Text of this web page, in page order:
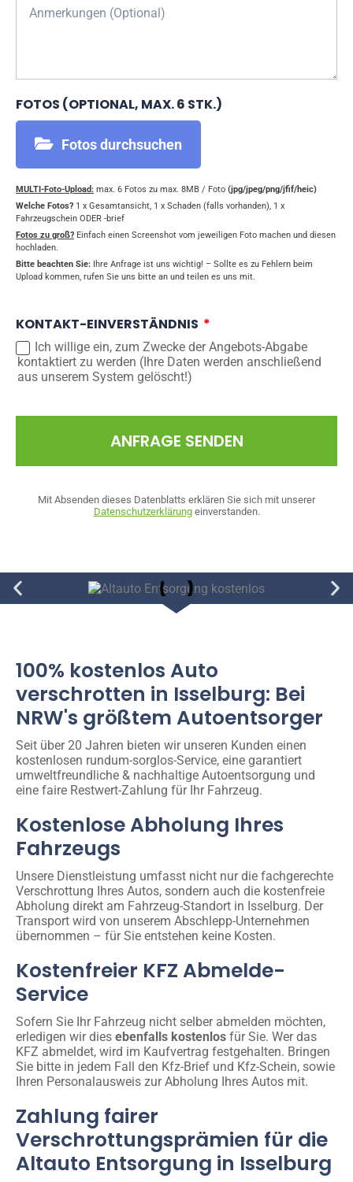
FOTOS (OPTIONAL, MAX. 6 STK.)
Fotos durchsuchen
MULTI-Foto-Upload: max. 6 Fotos zu max. 8MB / Foto (jpg/jpeg/png/jfif/heic)
Welche Fotos? 1 x Gesamtansicht, 1 x Schaden (falls vorhanden), 1 x
Fahrzeugschein ODER -brief
Fotos zu groß? Einfach einen Screenshot vom jeweiligen Foto machen und diesen
hochladen.
Bitte beachten Sie: Ihre Anfrage ist uns wichtig! – Sollte es zu Fehlern beim
Upload kommen, rufen Sie uns bitte an und teilen es uns mit.
KONTAKT-EINVERSTÄNDNIS
Ich willige ein, zum Zwecke der Angebots-Abgabe
kontaktiert zu werden (Ihre Daten werden anschließend
aus unserem System gelöscht!)
ANFRAGE SENDEN
Mit Absenden dieses Datenblatts erklären Sie sich mit unserer
Datenschutzerklärungeinverstanden.
100% kostenlos Auto
verschrotten in Isselburg: Bei
NRW's größtem Autoentsorger
Seit über 20 Jahren bieten wir unseren Kunden einen
kostenlosen rundum-sorglos-Service, eine garantiert
umweltfreundliche & nachhaltige Autoentsorgung und
eine faire Restwert-Zahlung für Ihr Fahrzeug.
Kostenlose Abholung Ihres
Fahrzeugs
Unsere Dienstleistung umfasst nicht nur die fachgerechte
Verschrottung Ihres Autos, sondern auch die kostenfreie
Abholung direkt am Fahrzeug-Standort in Isselburg. Der
Transport wird von unserem Abschlepp-Unternehmen
übernommen – für Sie entstehen keine Kosten.
Kostenfreier KFZ Abmelde-
Service
Sofern Sie Ihr Fahrzeug nicht selber abmelden möchten,
erledigen wir dies ebenfalls kostenlos für Sie. Wer das
KFZ abmeldet, wird im Kaufvertrag festgehalten. Bringen
Sie bitte in jedem Fall den Kfz-Brief und Kfz-Schein, sowie
Ihren Personalausweis zur Abholung Ihres Autos mit.
Zahlung fairer
Verschrottungsprämien für die
Altauto Entsorgung in Isselburg